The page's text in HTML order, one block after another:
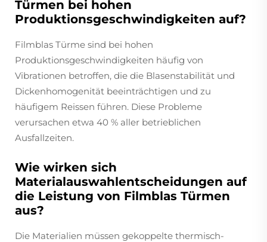
Türmen bei hohen
Produktionsgeschwindigkeiten auf?
Filmblas Türme sind bei hohen
Produktionsgeschwindigkeiten häufig von
Vibrationen betroffen, die die Blasenstabilität und
Dickenhomogenität beeinträchtigen und zu
häufigem Reissen führen. Diese Probleme
verursachen etwa 40 % aller betrieblichen
Ausfallzeiten.
Wie wirken sich
Materialauswahlentscheidungen auf
die Leistung von Filmblas Türmen
aus?
Die Materialien müssen gekoppelte thermisch-